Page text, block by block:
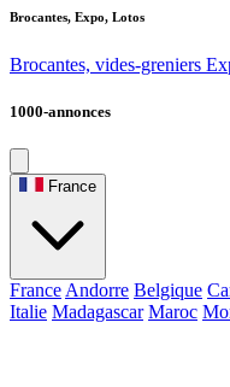
Brocantes, Expo, Lotos
Brocantes, vides-greniers
1000-annonces
France
France Andorre Belgique
Italie Madagascar Maroc